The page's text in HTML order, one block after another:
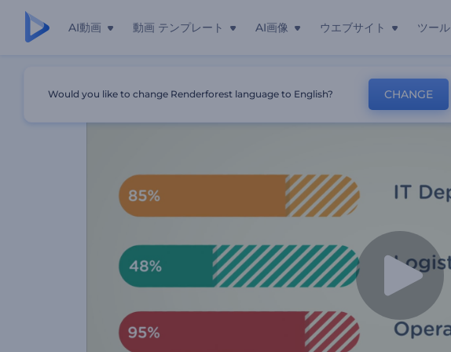
AI動画 動画 テンプレート AI画像 ウエブサイト ツール
Would you like to change Renderforest language to English? CHANGE